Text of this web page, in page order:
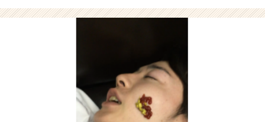
る。
デ
ン